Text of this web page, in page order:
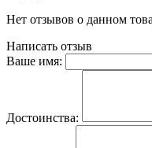
Нет отзывов о данном
Написать отзыв
Ваше имя:
Достоинства: